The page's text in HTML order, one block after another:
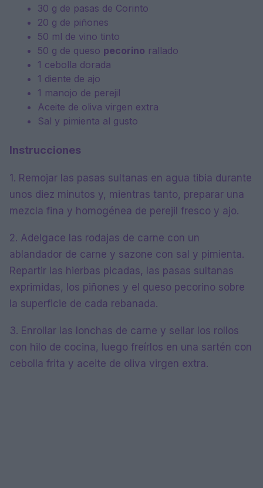
30 g de pasas de Corinto
20 g de piñones
50 ml de vino tinto
50 g de queso pecorino rallado
1 cebolla dorada
1 diente de ajo
1 manojo de perejil
Aceite de oliva virgen extra
Sal y pimienta al gusto
Instrucciones
1. Remojar las pasas sultanas en agua tibia durante
unos diez minutos y, mientras tanto, preparar una
mezcla fina y homogénea de perejil fresco y ajo.
2. Adelgace las rodajas de carne con un
ablandador de carne y sazone con sal y pimienta.
Repartir las hierbas picadas, las pasas sultanas
exprimidas, los piñones y el queso pecorino sobre
la superficie de cada rebanada.
3. Enrollar las lonchas de carne y sellar los rollos
con hilo de cocina, luego freírlos en una sartén con
cebolla frita y aceite de oliva virgen extra.